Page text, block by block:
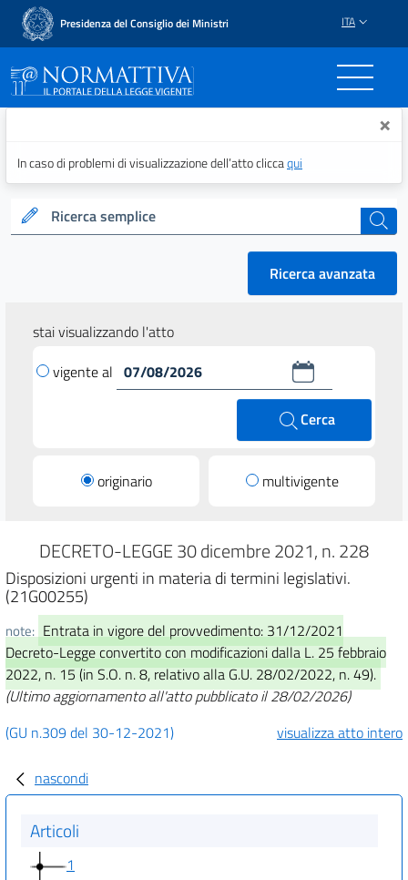
Presidenza del Consiglio dei Ministri ITA
Normattiva - Il portale ×
In caso di problemi di visualizzazione dell’atto cliccaqui
Ricerca semplice cerca
Ricerca avanzata
stai visualizzando l'atto
vigente al
Cerca
originario multivigente
DECRETO-LEGGE 30 dicembre 2021, n. 228
Disposizioni urgenti in materia di termini legislativi.
(21G00255)
note: Entrata in vigore del provvedimento: 31/12/2021
Decreto-Legge convertito con modificazioni dalla L. 25 febbraio
2022, n. 15 (in S.O. n. 8, relativo alla G.U. 28/02/2022, n. 49).
(Ultimo aggiornamento all'atto pubblicato il 28/02/2026)
(GU n.309 del 30-12-2021)
visualizza atto intero
nascondi
Articoli
1